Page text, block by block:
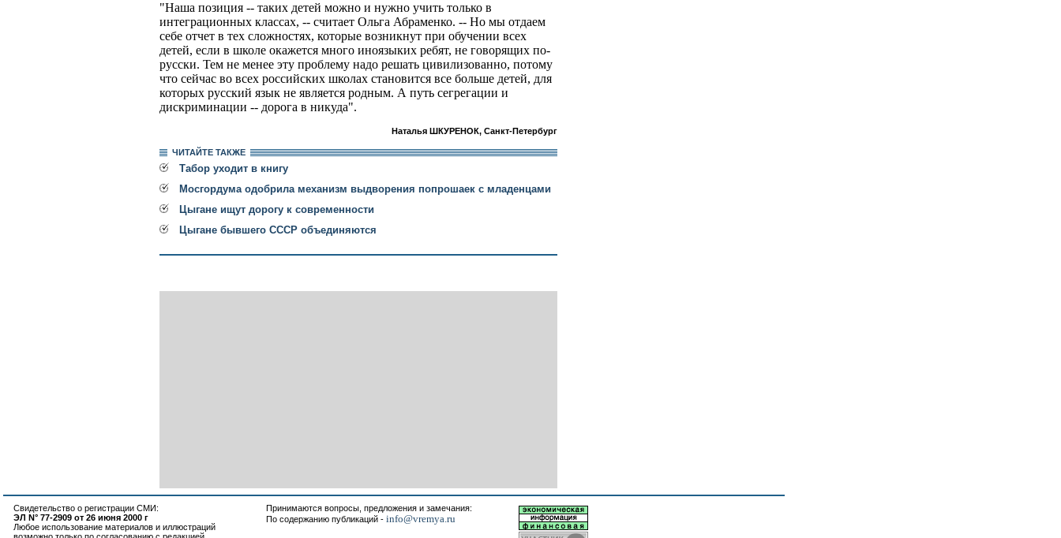
"Наша позиция -- таких детей можно и нужно учить только в
интеграционных классах, -- считает Ольга Абраменко. -- Но мы отдаем
себе отчет в тех сложностях, которые возникнут при обучении всех
детей, если в школе окажется много иноязыких ребят, не говорящих по-
русски. Тем не менее эту проблему надо решать цивилизованно, потому
что сейчас во всех российских школах становится все больше детей, для
которых русский язык не является родным. А путь сегрегации и
дискриминации -- дорога в никуда".
Наталья ШКУРЕНОК, Санкт-Петербург
ЧИТАЙТЕ ТАКЖЕ
Табор уходит в книгу
Мосгордума одобрила механизм выдворения попрошаек с младенцами
Цыгане ищут дорогу к современности
Цыгане бывшего СССР объединяются
Свидетельство о регистрации СМИ:
ЭЛ N° 77-2909 от 26 июня 2000 г
Любое использование материалов и иллюстраций
Принимаются вопросы, предложения и замечания:
По содержанию публикаций - info@vremya.ru